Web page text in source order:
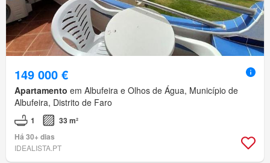
149 000 €
Apartamento em Albufeira e Olhos de Água, Município de
Albufeira, Distrito de Faro
1
33 m²
Há 30+ dias
IDEALISTA.PT